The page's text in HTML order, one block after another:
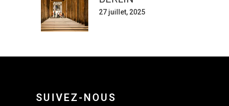
27 juillet, 2025
SUIVEZ-NOUS